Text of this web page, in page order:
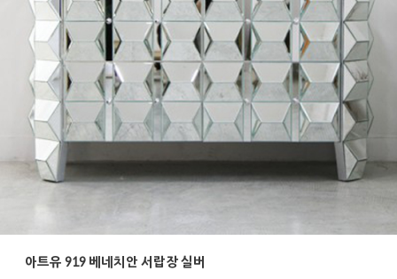
아트유 919 베네치안 서랍장 실버